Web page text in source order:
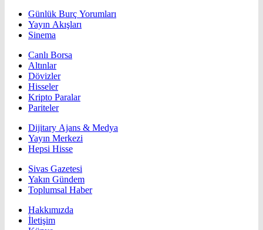
Günlük Burç Yorumları
Yayın Akışları
Sinema
Canlı Borsa
Altınlar
Dövizler
Hisseler
Kripto Paralar
Pariteler
Dijitary Ajans & Medya
Yayın Merkezi
Hepsi Hisse
Sivas Gazetesi
Yakın Gündem
Toplumsal Haber
Hakkımızda
İletişim